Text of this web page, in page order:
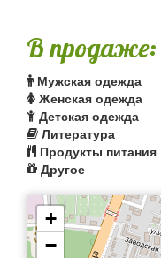
В продаже:
Мужская одежда
Женская одежда
Детская одежда
Литература
Продукты питания
Другое
+
−